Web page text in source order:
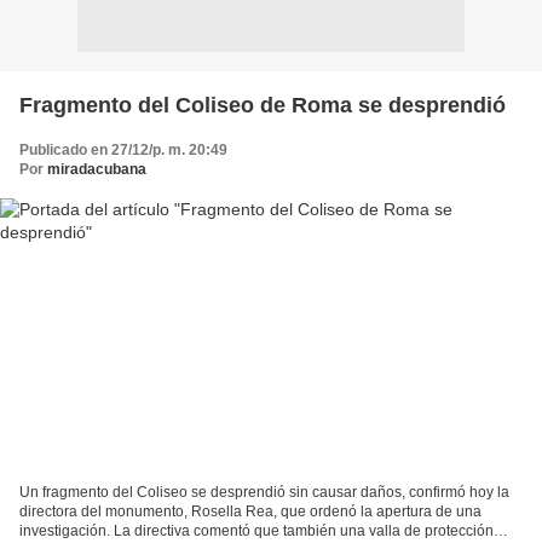
Fragmento del Coliseo de Roma se desprendió
Publicado en 27/12/p. m. 20:49
Por miradacubana
Un fragmento del Coliseo se desprendió sin causar daños, confirmó hoy la
directora del monumento, Rosella Rea, que ordenó la apertura de una
investigación. La directiva comentó que también una valla de protección